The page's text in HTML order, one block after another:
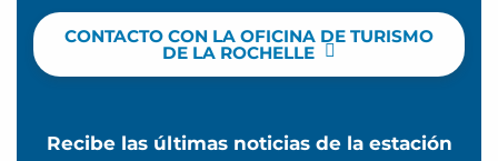
CONTACTO CON LA OFICINA DE TURISMO
DE LA ROCHELLE
Recibe las últimas noticias de la estación